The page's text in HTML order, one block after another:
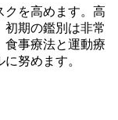
クを高めます。高
初期の鑑別は非常
食事療法と運動療
努めます。